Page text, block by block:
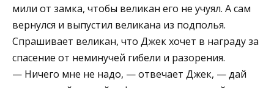
мили от замка, чтобы великан его не учуял. А сам
вернулся и выпустил великана из подполья.
Спрашивает великан, что Джек хочет в награду за
спасение от неминучей гибели и разорения.
— Ничего мне не надо, — отвечает Джек, — дай